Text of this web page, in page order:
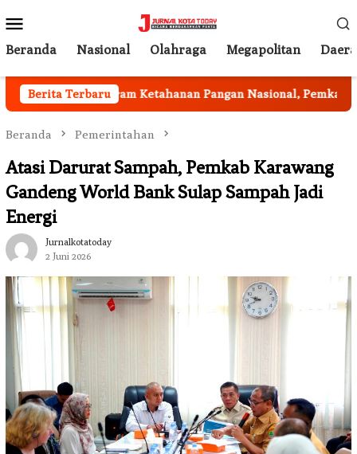
ke
kontenMobile
Beranda Nasional Olahraga Megapolitan
Berita Terbaru
Program Ketahanan Pangan Nasional, Pemkab Garut
Beranda Pemerintahan
Atasi Darurat Sampah, Pemkab Karawang
Gandeng World Bank Sulap Sampah Jadi
Energi
Jurnalkotatoday
2 Juni 2026